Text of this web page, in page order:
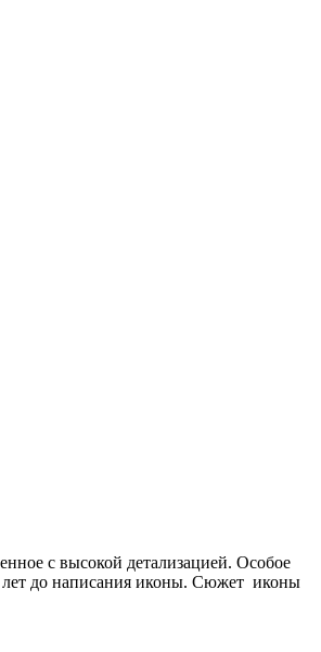
с высокой детализацией. Особое
лет до написания иконы. Сюжет иконы